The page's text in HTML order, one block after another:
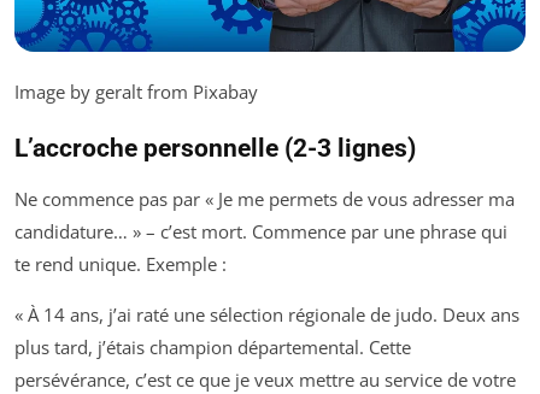
Image by geralt from Pixabay
L’accroche personnelle (2-3 lignes)
Ne commence pas par « Je me permets de vous adresser ma
candidature… » – c’est mort. Commence par une phrase qui
te rend unique. Exemple :
« À 14 ans, j’ai raté une sélection régionale de judo. Deux ans
plus tard, j’étais champion départemental. Cette
persévérance, c’est ce que je veux mettre au service de votre